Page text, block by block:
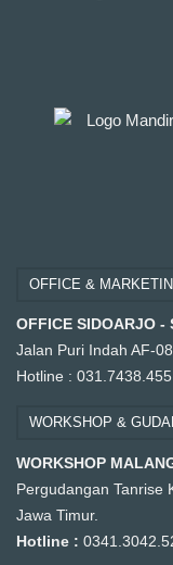
OFFICE &
OFFICE SIDOARJO -
Jalan Puri Indah AF-
Hotline : 031.7438.455
WORKSHOP &
WORKSHOP
Pergudangan Tanrise
Jawa Timur.
Hotline :